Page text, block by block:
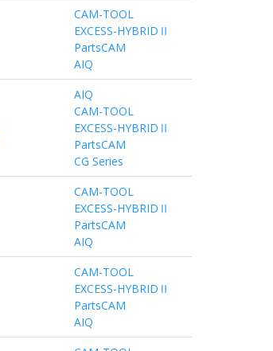
CAM-TOOL
EXCESS-HYBRIDⅡ
PartsCAM
AIQ
AIQ
CAM-TOOL
EXCESS-HYBRIDⅡ
PartsCAM
CG Series
CAM-TOOL
EXCESS-HYBRIDⅡ
PartsCAM
AIQ
CAM-TOOL
EXCESS-HYBRIDⅡ
PartsCAM
AIQ